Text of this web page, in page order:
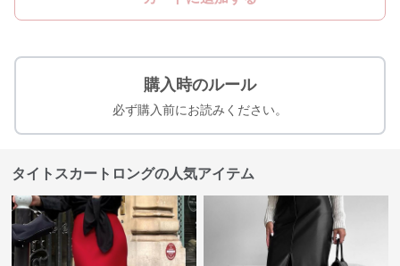
購入時のルール
必ず購入前にお読みください。
タイトスカートロングの人気アイテム